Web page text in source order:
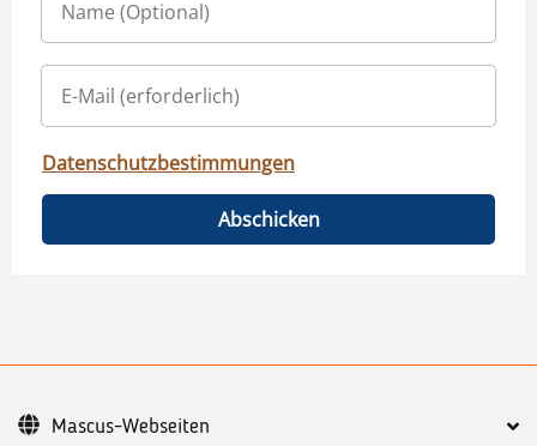
Datenschutzbestimmungen
Abschicken
Mascus-Webseiten